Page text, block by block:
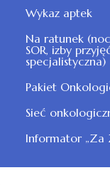
Wykaz aptek
Na ratunek
SOR, izby
specjalistyczna)
Pakiet
Sieć
Informator „Za